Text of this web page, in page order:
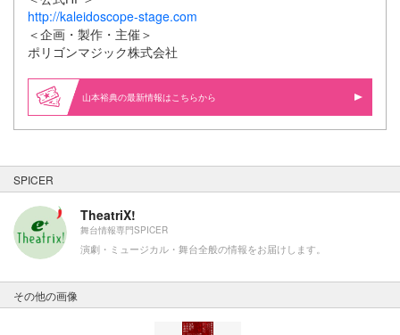
http://kaleidoscope-stage.com
＜企画・製作・主催＞
ポリゴンマジック株式会社
山本裕典の最新情報はこちらから
SPICER
TheatriX!
舞台情報専門SPICER
演劇・ミュージカル・舞台全般の情報をお届けします。
その他の画像